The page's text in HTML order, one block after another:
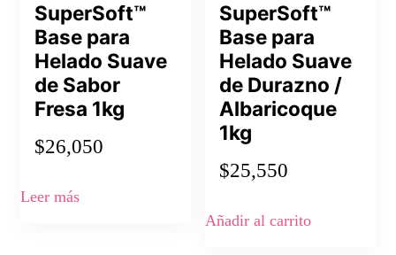
SuperSoft™
Base para
Helado Suave
de Sabor
Fresa 1kg
$26,050
Leer más
SuperSoft™
Base para
Helado Suave
de Durazno /
Albaricoque
1kg
$25,550
Añadir al carrito